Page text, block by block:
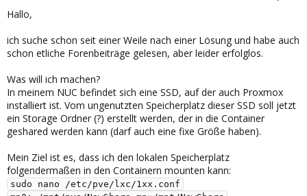
t
e
Hallo,
ich suche schon seit einer Weile nach einer Lösung und habe auch
schon etliche Forenbeiträge gelesen, aber leider erfolglos.
Was will ich machen?
In meinem NUC befindet sich eine SSD, auf der auch Proxmox
installiert ist. Vom ungenutzten Speicherplatz dieser SSD soll jetzt
ein Storage Ordner (?) erstellt werden, der in die Container
geshared werden kann (darf auch eine fixe Größe haben).
Mein Ziel ist es, dass ich den lokalen Speicherplatz
folgendermaßen in den Containern mounten kann:
sudo nano /etc/pve/lxc/1xx.conf